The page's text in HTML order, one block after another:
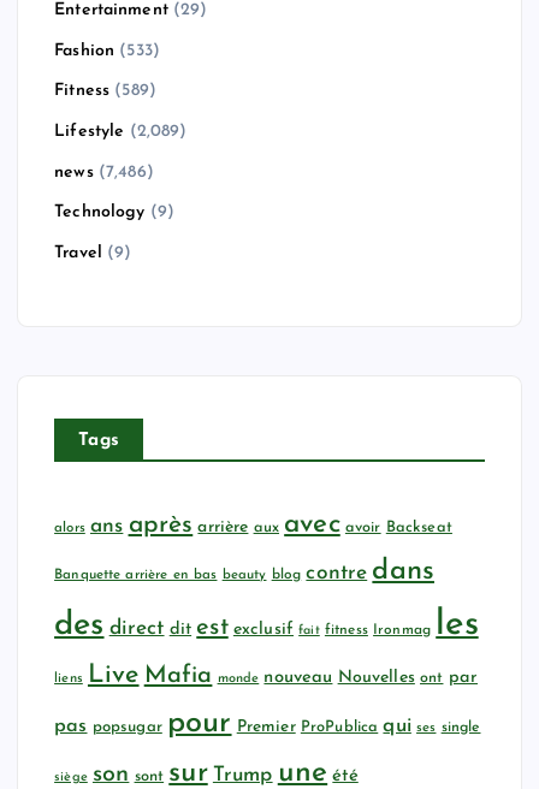
Entertainment(29)
Fashion (533)
Fitness (589)
Lifestyle (2,089)
news(7,486)
Technology (9)
Travel (9)
Tags
alors ans après arrière aux avec avoir Backseat
Banquette arrière en bas beauty blog contre dans
des direct dit est exclusif fait fitness Ironmag les
liens Live Mafia monde nouveau Nouvelles ont par
pas popsugar pour Premier ProPublica qui ses single
siège son sont sur Trump une été